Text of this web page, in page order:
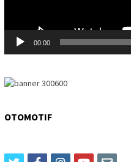
00:00
OTOMOTIF